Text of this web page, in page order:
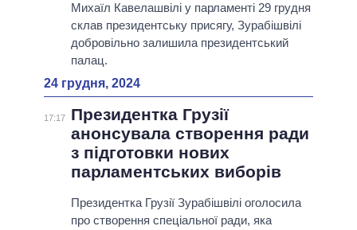
Михаїл Кавелашвілі у парламенті 29 грудня
склав президентську присягу, Зурабішвілі
добровільно залишила президентський
палац.
24 грудня, 2024
17:17
Президентка Грузії
анонсувала створення ради
з підготовки нових
парламентських виборів
Президентка Грузії Зурабішвілі оголосила
про створення спеціальної ради, яка